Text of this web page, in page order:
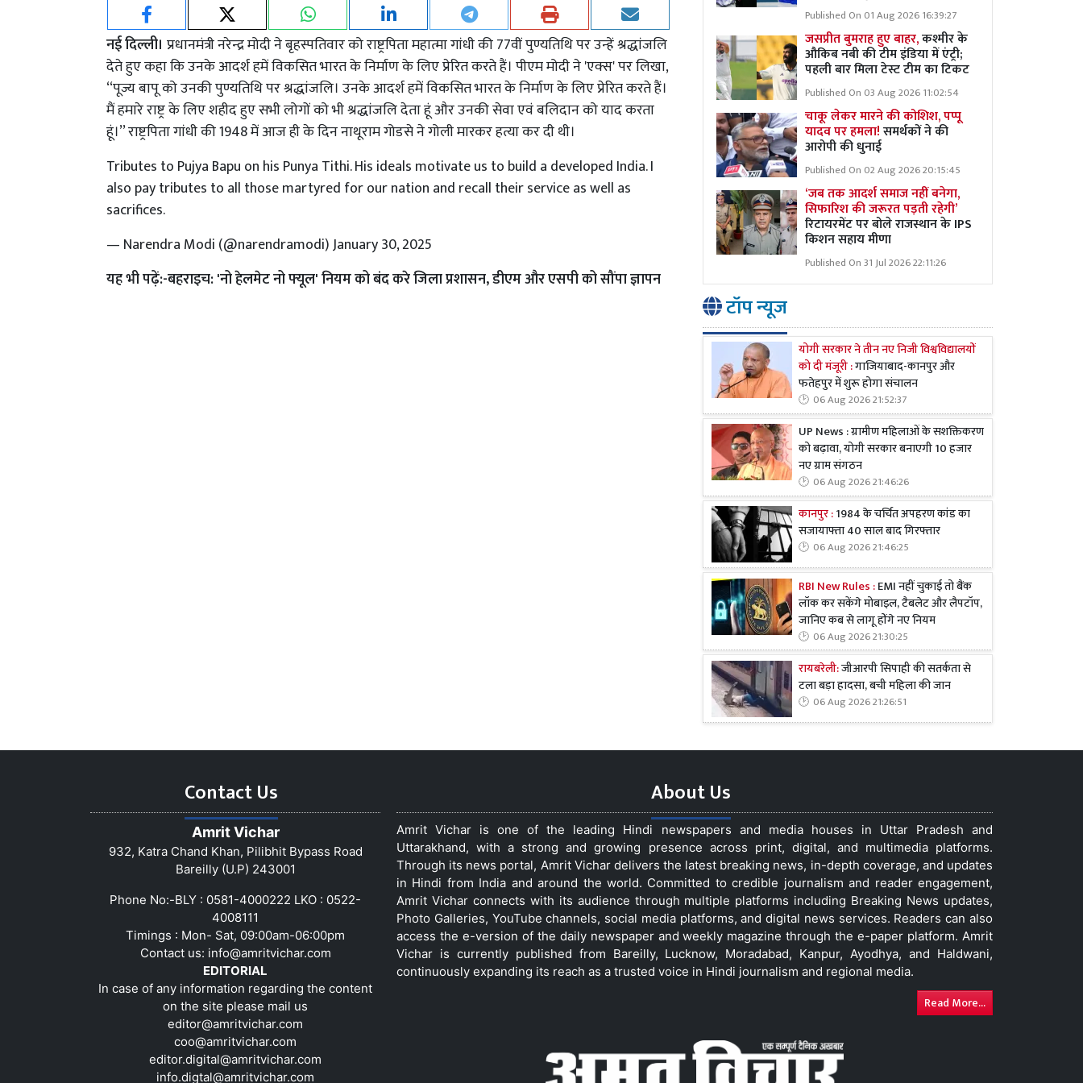
नई दिल्ली। प्रधानमंत्री नरेन्द्र मोदी ने बृहस्पतिवार को राष्ट्रपिता महात्मा गांधी की 77वीं पुण्यतिथि पर उन्हें श्रद्धांजलि
देते हुए कहा कि उनके आदर्श हमें विकसित भारत के निर्माण के लिए प्रेरित करते हैं। पीएम मोदी ने 'एक्स' पर लिखा,
‘‘पूज्य बापू को उनकी पुण्यतिथि पर श्रद्धांजलि। उनके आदर्श हमें विकसित भारत के निर्माण के लिए प्रेरित करते हैं।
मैं हमारे राष्ट्र के लिए शहीद हुए सभी लोगों को भी श्रद्धांजलि देता हूं और उनकी सेवा एवं बलिदान को याद करता
हूं।’’ राष्ट्रपिता गांधी की 1948 में आज ही के दिन नाथूराम गोडसे ने गोली मारकर हत्या कर दी थी।
Tributes to Pujya Bapu on his Punya Tithi. His ideals motivate us to build a developed India. I
also pay tributes to all those martyred for our nation and recall their service as well as
sacrifices.
— Narendra Modi (@narendramodi)January 30, 2025
यह भी पढ़ें:-बहराइच: 'नो हेलमेट नो फ्यूल' नियम को बंद करे जिला प्रशासन, डीएम और एसपी को सौंपा ज्ञापन
Published On 01 Aug 2026 16:39:27
जसप्रीत बुमराह हुए बाहर,कश्मीर के
औकिब नबी की टीम इंडिया में एंट्री;
पहली बार मिला टेस्ट टीम का टिकट
Published On 03 Aug 2026 11:02:54
चाकू लेकर मारने की कोशिश, पप्पू
यादव पर हमला!समर्थकों ने की
आरोपी की धुनाई
Published On 02 Aug 2026 20:15:45
‘जब तक आदर्श समाज नहीं बनेगा,
सिफारिश की जरूरत पड़ती रहेगी’
रिटायरमेंट पर बोले राजस्थान के IPS
किशन सहाय मीणा
Published On 31 Jul 2026 22:11:26
टॉप न्यूज
योगी सरकार ने तीन नए निजी विश्वविद्यालयों
को दी मंजूरी :गाजियाबाद-कानपुर और
फतेहपुर में शुरू होगा संचालन
06 Aug 2026 21:52:37
UP News : ग्रामीण महिलाओं के सशक्तिकरण
को बढ़ावा, योगी सरकार बनाएगी 10 हजार
नए ग्राम संगठन
06 Aug 2026 21:46:26
कानपुर :1984 के चर्चित अपहरण कांड का
सजायाफ्ता 40 साल बाद गिरफ्तार
06 Aug 2026 21:46:25
RBI New Rules :EMI नहीं चुकाई तो बैंक
लॉक कर सकेंगे मोबाइल, टैबलेट और लैपटॉप,
जानिए कब से लागू होंगे नए नियम
06 Aug 2026 21:30:25
रायबरेली:जीआरपी सिपाही की सतर्कता से
टला बड़ा हादसा, बची महिला की जान
06 Aug 2026 21:26:51
Contact Us
Amrit Vichar
932, Katra Chand Khan, Pilibhit Bypass Road
Bareilly (U.P) 243001
Phone No:-BLY : 0581-4000222 LKO : 0522-
4008111
Timings : Mon- Sat, 09:00am-06:00pm
Contact us: info@amritvichar.com
EDITORIAL
In case of any information regarding the content
on the site please mail us
editor@amritvichar.com
coo@amritvichar.com
editor.digital@amritvichar.com
info.digtal@amritvichar.com
About Us
Amrit Vichar is one of the leading Hindi newspapers and media houses in Uttar Pradesh and
Uttarakhand, with a strong and growing presence across print, digital, and multimedia platforms.
Through its news portal, Amrit Vichar delivers the latest breaking news, in-depth coverage, and updates
in Hindi from India and around the world. Committed to credible journalism and reader engagement,
Amrit Vichar connects with its audience through multiple platforms including Breaking News updates,
Photo Galleries, YouTube channels, social media platforms, and digital news services. Readers can also
access the e-version of the daily newspaper and weekly magazine through the e-paper platform. Amrit
Vichar is currently published from Bareilly, Lucknow, Moradabad, Kanpur, Ayodhya, and Haldwani,
continuously expanding its reach as a trusted voice in Hindi journalism and regional media.
Read More...